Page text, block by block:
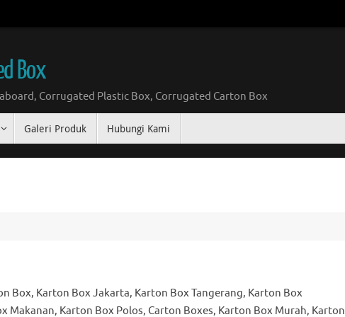
Box
Corrugated Plastic Box, Corrugated Carton Box
Galeri Produk Hubungi Kami
Box, Karton Box Jakarta, Karton Box Tangerang, Karton Box
Makanan, Karton Box Polos, Carton Boxes, Karton Box Murah, Karton